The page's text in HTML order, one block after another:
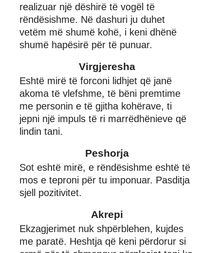
realizuar një dëshirë të vogël të
rëndësishme. Në dashuri ju duhet
vetëm më shumë kohë, i keni dhënë
shumë hapësirë për të punuar.
Virgjeresha
Eshtë mirë të forconi lidhjet që janë
akoma të vlefshme, të bëni premtime
me personin e të gjitha kohërave, ti
jepni një impuls të ri marrëdhënieve që
lindin tani.
Peshorja
Sot eshtë mirë, e rëndësishme eshtë të
mos e teproni për tu imponuar. Pasditja
sjell pozitivitet.
Akrepi
Ekzagjerimet nuk shpërblehen, kujdes
me paratë. Heshtja që keni përdorur si